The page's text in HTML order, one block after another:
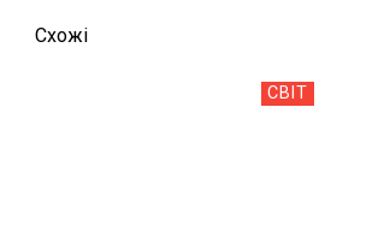
Схожi
СВІТ